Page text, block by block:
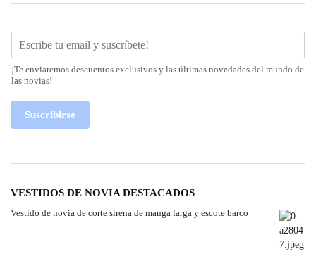
¡Te enviaremos descuentos exclusivos y las últimas novedades del mundo de
las novias!
Suscribirse
VESTIDOS DE NOVIA DESTACADOS
Vestido de novia de corte sirena de manga larga y escote barco